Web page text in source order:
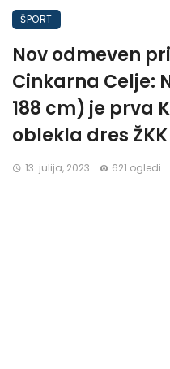
ŠPORT
Nov odmeven
Cinkarna Celje:
188 cm) je prva
oblekla dres
13. julija, 2023 621 ogledi